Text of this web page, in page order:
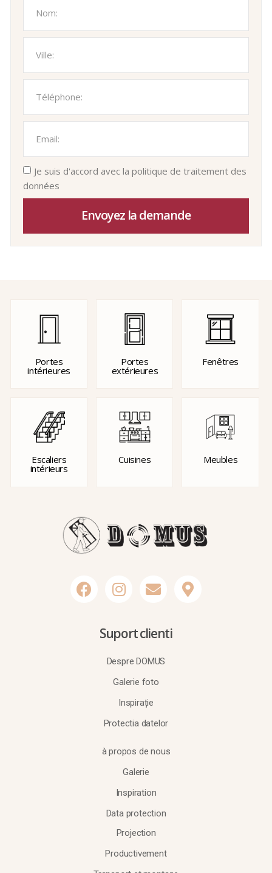
Je suis d'accord avec la politique de traitement des
données
Envoyez la demande
Portes
intérieures
Portes
extérieures
Fenêtres
Escaliers
intérieurs
Cuisines Meubles
Suport clienti
Despre DOMUS
Galerie foto
Inspirație
Protectia datelor
à propos de nous
Galerie
Inspiration
Data protection
Projection
Productivement